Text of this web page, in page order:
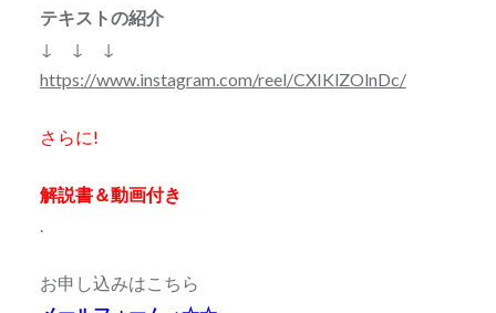
テキストの紹介
↓ ↓ ↓
https://www.instagram.com/reel/CXIKlZOlnDc/
さらに!
解説書＆動画付き
.
お申し込みはこちら